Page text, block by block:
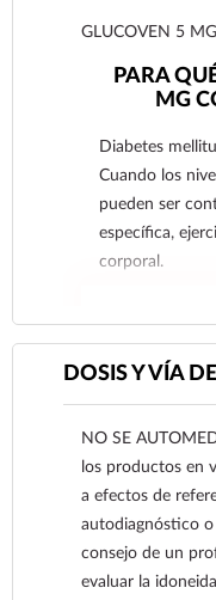
GLUCOVEN 5
PARA
MG
Diabetes
Cuando los
pueden ser
específica,
corporal.
DOSIS Y VÍA
NO SE
los productos en
a efectos de
autodiagnóstico
consejo de un
evaluar la